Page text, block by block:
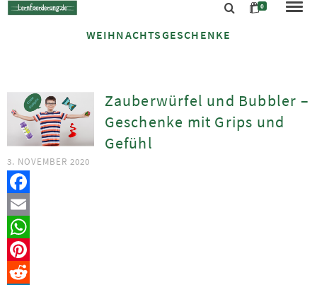
0
WEIHNACHTSGESCHENKE
Zauberwürfel und Bubbler –
Geschenke mit Grips und
Gefühl
3. NOVEMBER 2020
Facebook
Email
WhatsApp
Pinterest